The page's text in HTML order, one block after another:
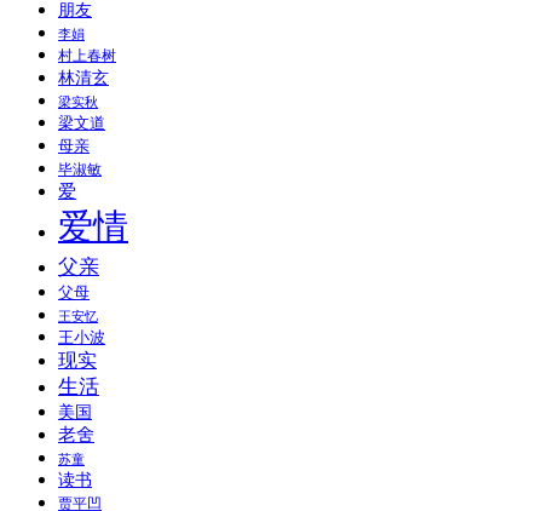
朋友
李娟
村上春树
林清玄
梁实秋
梁文道
母亲
毕淑敏
爱
爱情
父亲
父母
王安忆
王小波
现实
生活
美国
老舍
苏童
读书
贾平凹